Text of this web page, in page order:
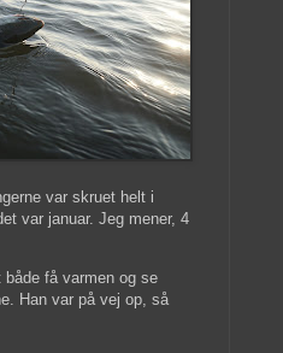
var skruet helt i
var januar. Jeg mener, 4
få varmen og se
Han var på vej op, så